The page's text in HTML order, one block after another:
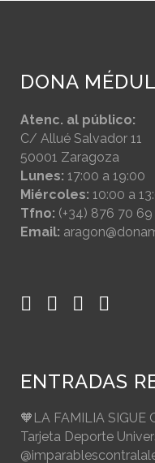
DONA
Atenc. al público:
C/ Allué Salvador 11
50001 Zaragoza
Lunes: 17:00 a 19:00
Miércoles: 10:00 a
Tfno: (+34) 876 70 69
Email:
ENTRADAS
🧡LA FAMILIA SIGUE
Tarjeta Deporte